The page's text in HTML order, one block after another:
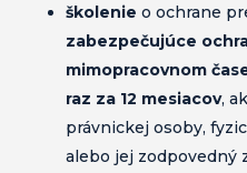
školenie o ochrane
zabezpečujúce
mimopracovnom
raz za 12 mesiacov,
právnickej osoby,
alebo jej zodpovedný